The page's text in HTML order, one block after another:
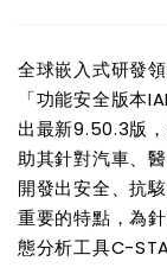
全球嵌入式研發
「功能安全版本
出最新9.50.3版，
助其針對汽車、
開發出安全、抗
重要的特點，為
態分析工具C-